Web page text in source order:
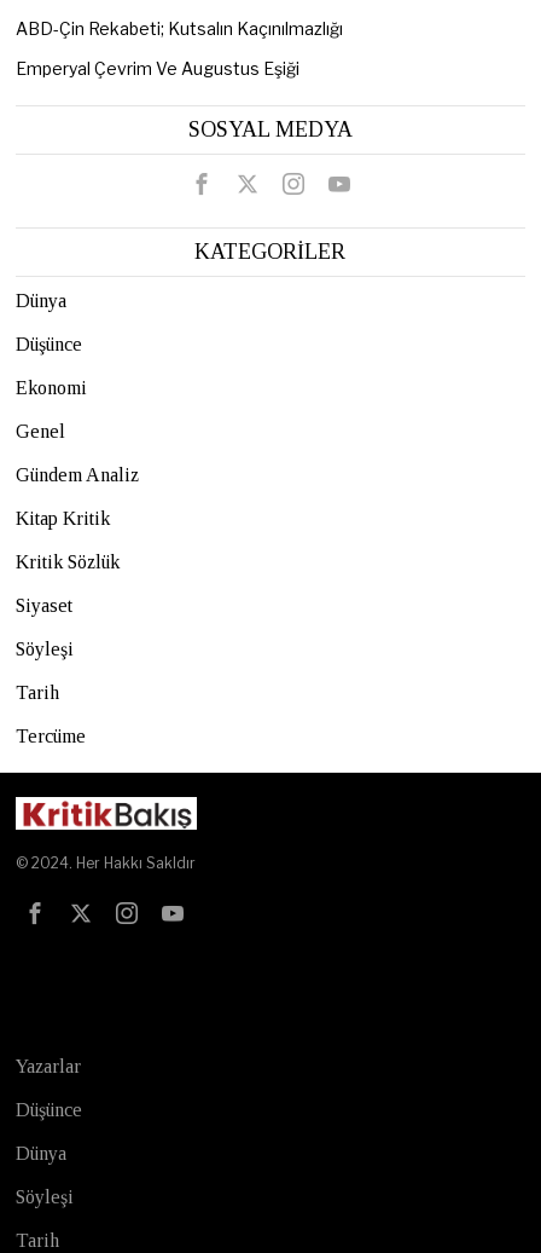
ABD-Çin Rekabeti; Kutsalın Kaçınılmazlığı
Emperyal Çevrim Ve Augustus Eşiği
SOSYAL MEDYA
KATEGORİLER
Dünya
Düşünce
Ekonomi
Genel
Gündem Analiz
Kitap Kritik
Kritik Sözlük
Siyaset
Söyleşi
Tarih
Tercüme
© 2024. Her Hakkı Sakldır
Yazarlar
Düşünce
Dünya
Söyleşi
Tarih